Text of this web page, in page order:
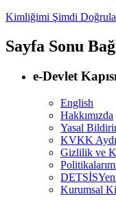
Kimliğimi Şimdi Doğrula
Sayfa Sonu
e-Devlet
English
Hakkımızda
Yasal
KVKK
Gizlilik ve
DETSİS
Kurumsal